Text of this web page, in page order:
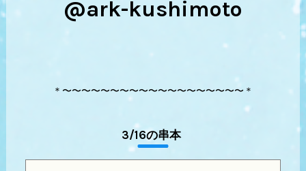
@ark-kushimoto
＊〜〜〜〜〜〜〜〜〜〜〜〜〜〜〜〜〜〜〜＊
3/16の串本